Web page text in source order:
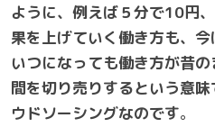
ように、例えば５分で10円
果を上げていく働き方も、今
いつになっても働き方が昔
間を切り売りするという意
ウドソーシングなのです。